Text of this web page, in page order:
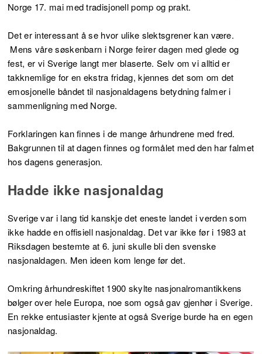
Norge 17. mai med tradisjonell pomp og prakt.
Det er interessant å se hvor ulike slektsgrener kan være.
Mens våre søskenbarn i Norge feirer dagen med glede og
fest, er vi Sverige langt mer blaserte. Selv om vi alltid er
takknemlige for en ekstra fridag, kjennes det som om det
emosjonelle båndet til nasjonaldagens betydning falmer i
sammenligning med Norge.
Forklaringen kan finnes i de mange århundrene med fred.
Bakgrunnen til at dagen finnes og formålet med den har falmet
hos dagens generasjon.
Hadde ikke nasjonaldag
Sverige var i lang tid kanskje det eneste landet i verden som
ikke hadde en offisiell nasjonaldag. Det var ikke før i 1983 at
Riksdagen bestemte at 6. juni skulle bli den svenske
nasjonaldagen. Men ideen kom lenge før det.
Omkring århundreskiftet 1900 skylte nasjonalromantikkens
bølger over hele Europa, noe som også gav gjenhør i Sverige.
En rekke entusiaster kjente at også Sverige burde ha en egen
nasjonaldag.